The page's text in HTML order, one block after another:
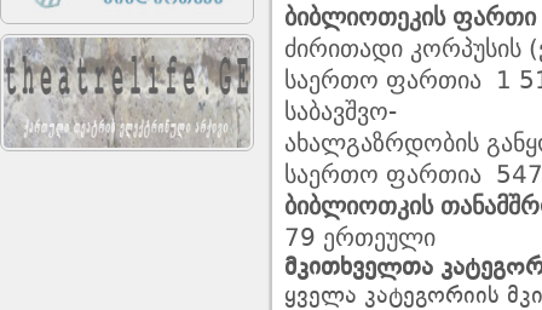
ბიბლიოთეკის ფართი
ძირითადი კორპუსის (
საერთო ფართია 1
საბავშვო-
ახალგაზრდობის
საერთო ფართია
ბიბლიოთკის
79 ერთეული
მკითხველთა
ყველა კატეგორიის